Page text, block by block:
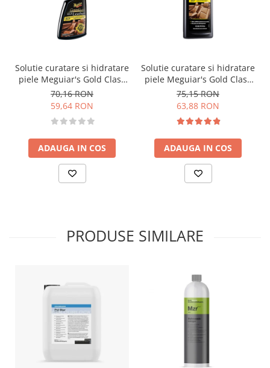
Solutie curatare si hidratare
piele Meguiar's Gold Class
Rich Leather Spray, 450ml
70,16 RON
59,64 RON
ADAUGA IN COS
Solutie curatare si hidratare
piele Meguiar's Gold Class
Rich Leather Lotion, 473ml
75,15 RON
63,88 RON
ADAUGA IN COS
PRODUSE SIMILARE